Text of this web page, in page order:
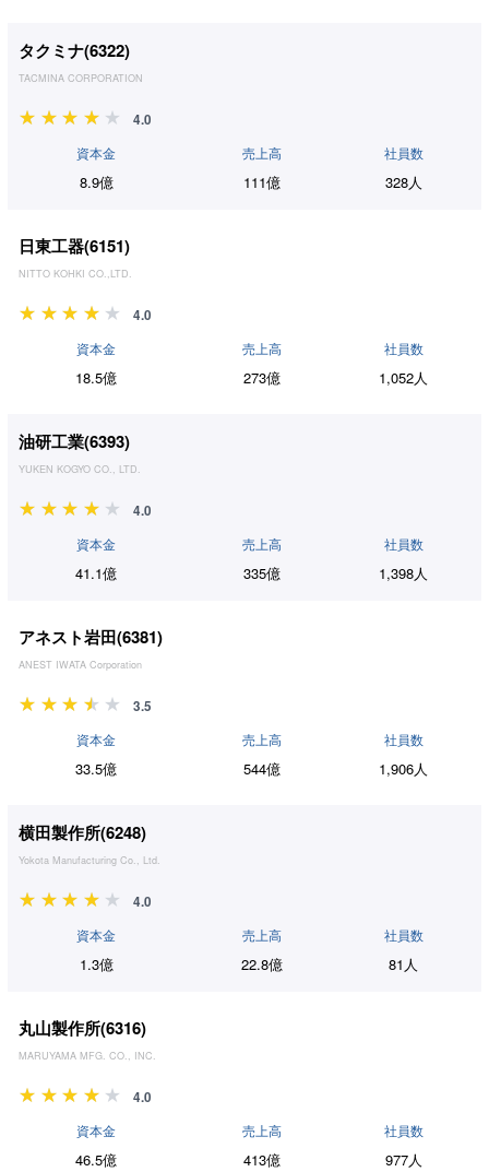
タクミナ(6322)
TACMINA CORPORATION
4.0
資本金
8.9億
売上高
111億
社員数
328人
日東工器(6151)
NITTO KOHKI CO.,LTD.
4.0
資本金
18.5億
売上高
273億
社員数
1,052人
油研工業(6393)
YUKEN KOGYO CO., LTD.
4.0
資本金
41.1億
売上高
335億
社員数
1,398人
アネスト岩田(6381)
ANEST IWATA Corporation
3.5
資本金
33.5億
売上高
544億
社員数
1,906人
横田製作所(6248)
Yokota Manufacturing Co., Ltd.
4.0
資本金
1.3億
売上高
22.8億
社員数
81人
丸山製作所(6316)
MARUYAMA MFG. CO., INC.
4.0
資本金
46.5億
売上高
413億
社員数
977人